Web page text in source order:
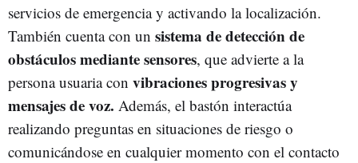
servicios de emergencia y activando la localización.
También cuenta con un sistema de detección de
obstáculos mediante sensores, que advierte a la
persona usuaria con vibraciones progresivas y
mensajes de voz. Además, el bastón interactúa
realizando preguntas en situaciones de riesgo o
comunicándose en cualquier momento con el contacto